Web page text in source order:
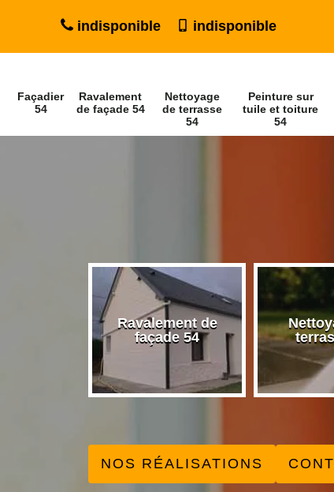
indisponible indisponible
Façadier
54
Ravalement
de façade 54
Nettoyage
de terrasse
54
Peinture sur
tuile et toiture
54
Ravalement de
façade 54
NOS RÉALISATIONS